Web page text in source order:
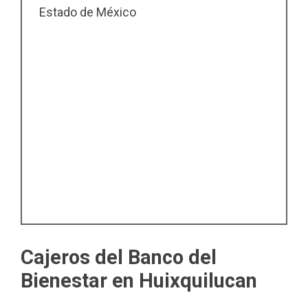
Estado de México
Cajeros del Banco del
Bienestar en Huixquilucan